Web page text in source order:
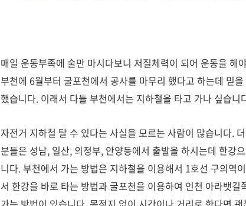
매일 운동부족에 술만 마시다보니 저질체력이 되어 운동을
부천에 6월부터 굴포천에서 공사를 마무리 했다고 하는데 믿
했습니다. 이래서 다들 부천에서는 지하철을 타고 가나 싶습
자전거 지하철 탈 수 있다는 사실을 모르는 사람이 많습니다.
분들은 성남, 일산, 의정부, 안양등에서 출발을 하시는데 한강
니다. 부천에서 가는 방법은 지하철을 이용해서 1호선 구의역
서 한강을 바로 타는 방법과 굴포천을 이용하여 인천 아라뱃